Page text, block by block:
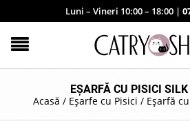
Luni – Vineri 10:00 – 18:00 |
EȘARFĂ CU PISICI
Acasă / Eșarfe cu Pisici / Eșarfă